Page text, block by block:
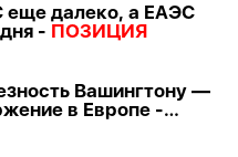
еще далеко, а ЕАЭС
- ПОЗИЦИЯ
Вашингтону —
в Европе -